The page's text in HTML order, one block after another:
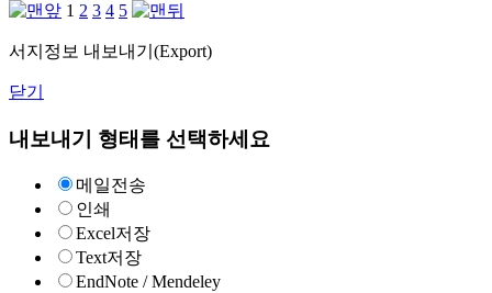
1 2 3 4 5
서지정보 내보내기(Export)
닫기
내보내기 형태를 선택하세요
메일전송
인쇄
Excel저장
Text저장
EndNote / Mendeley